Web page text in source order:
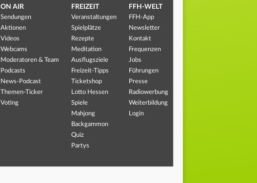
ON AIR
Sendungen
Aktionen
Videos
Webcams
Moderatoren & Team
Podcasts
News-Podcast
Themen-Ticker
Voting
FREIZEIT
Veranstaltungen
Spielplätze
Rezepte
Meditation
Ausflugsziele
Freizeit-Tipps
Ticketshop
Lotto Hessen
Spiele
Mahjong
Backgammon
Quiz
Partys
FFH-WELT
FFH-App
Newsletter
Kontakt
Frequenzen
Jobs
Führungen
Presse
Radiowerbung
Weiterbildung
Login